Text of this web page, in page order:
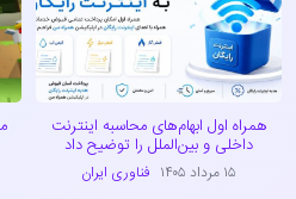
همراه اول ابهام‌های محاسبه اینترنت
داخلی و بین‌الملل را توضیح داد
۱۵ مرداد ۱۴۰۵ فناوری ایران